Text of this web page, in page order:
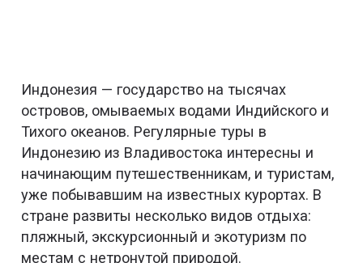
Индонезия — государство на тысячах
островов, омываемых водами Индийского и
Тихого океанов. Регулярные туры в
Индонезию из Владивостока интересны и
начинающим путешественникам, и туристам,
уже побывавшим на известных курортах. В
стране развиты несколько видов отдыха:
пляжный, экскурсионный и экотуризм по
местам с нетронутой природой.